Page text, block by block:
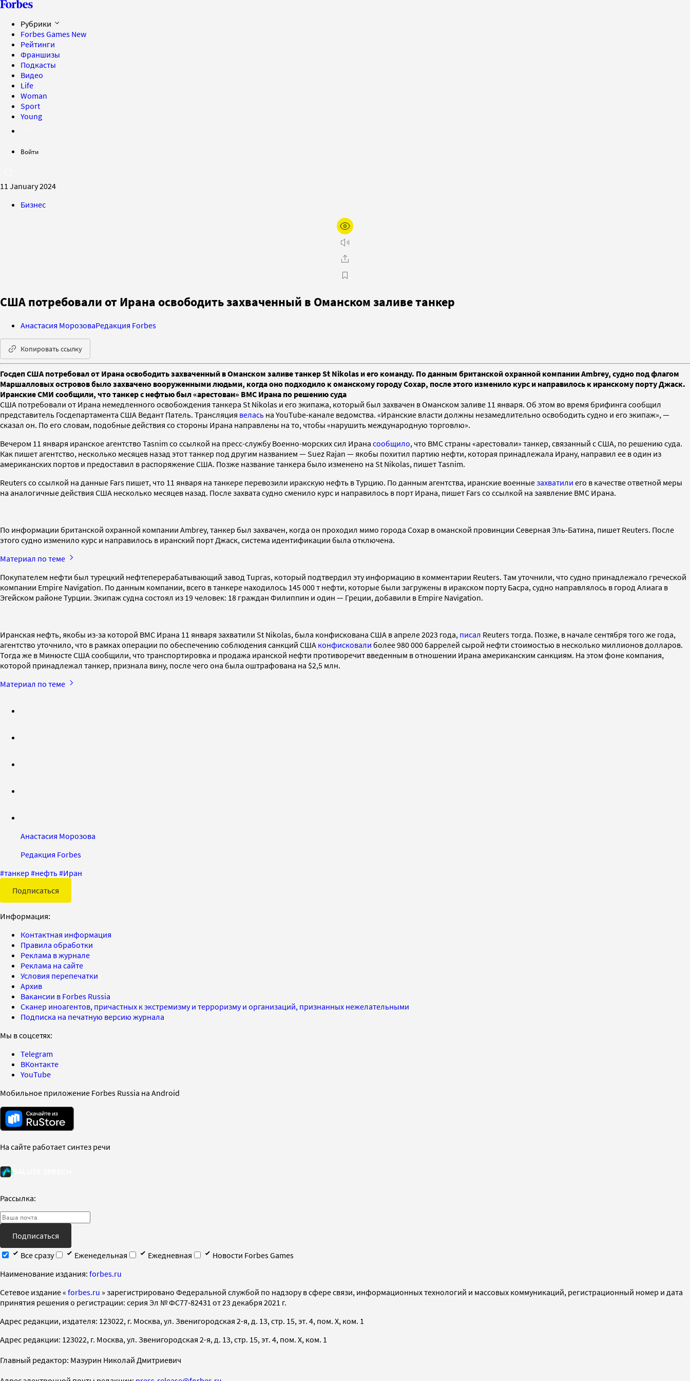
Рубрики
Forbes Games New
Рейтинги
Франшизы
Подкасты
Видео
Life
Woman
Sport
Young
Войти
11 January 2024
Бизнес
США потребовали от Ирана освободить захваченный в Оманском заливе танкер
Анастасия МорозоваРедакция Forbes
Копировать ссылку
Госдеп США потребовал от Ирана освободить захваченный в Оманском заливе танкер St Nikolas и его команду. По данным британской охранной компании Ambrey, судно под флагом
Маршалловых островов было захвачено вооруженными людьми, когда оно подходило к оманскому городу Сохар, после этого изменило курс и направилось к иранскому порту Джаск.
Иранские СМИ сообщили, что танкер с нефтью был «арестован» ВМС Ирана по решению суда
США потребовали от Ирана немедленного освобождения танкера St Nikolas и его экипажа, который был захвачен в Оманском заливе 11 января. Об этом во время брифинга сообщил
представитель Госдепартамента США Ведант Патель. Трансляция велась на YouTube-канале ведомства. «Иранские власти должны незамедлительно освободить судно и его экипаж», —
сказал он. По его словам, подобные действия со стороны Ирана направлены на то, чтобы «нарушить международную торговлю».
Вечером 11 января иранское агентство Tasnim со ссылкой на пресс-службу Военно-морских сил Ирана сообщило, что ВМС страны «арестовали» танкер, связанный с США, по решению суда.
Как пишет агентство, несколько месяцев назад этот танкер под другим названием — Suez Rajan — якобы похитил партию нефти, которая принадлежала Ирану, направил ее в один из
американских портов и предоставил в распоряжение США. Позже название танкера было изменено на St Nikolas, пишет Tasnim.
Reuters со ссылкой на данные Fars пишет, что 11 января на танкере перевозили иракскую нефть в Турцию. По данным агентства, иранские военныезахватили его в качестве ответной меры
на аналогичные действия США несколько месяцев назад. После захвата судно сменило курс и направилось в порт Ирана, пишет Fars со ссылкой на заявление ВМС Ирана.
По информации британской охранной компании Ambrey, танкер был захвачен, когда он проходил мимо города Сохар в оманской провинции Северная Эль-Батина, пишет Reuters. После
этого судно изменило курс и направилось в иранский порт Джаск, система идентификации была отключена.
Материал по теме
Покупателем нефти был турецкий нефтеперерабатывающий завод Tupras, который подтвердил эту информацию в комментарии Reuters. Там уточнили, что судно принадлежало греческой
компании Empire Navigation. По данным компании, всего в танкере находилось 145 000 т нефти, которые были загружены в иракском порту Басра, судно направлялось в город Алиага в
Эгейском районе Турции. Экипаж судна состоял из 19 человек: 18 граждан Филиппин и один — Греции, добавили в Empire Navigation.
Иранская нефть, якобы из-за которой ВМС Ирана 11 января захватили St Nikolas, была конфискована США в апреле 2023 года, писал Reuters тогда. Позже, в начале сентября того же года,
агентство уточнило, что в рамках операции по обеспечению соблюдения санкций США конфисковали более 980 000 баррелей сырой нефти стоимостью в несколько миллионов долларов.
Тогда же в Минюсте США сообщили, что транспортировка и продажа иранской нефти противоречит введенным в отношении Ирана американским санкциям. На этом фоне компания,
которой принадлежал танкер, признала вину, после чего она была оштрафована на $2,5 млн.
Материал по теме
Анастасия Морозова
Редакция Forbes
#танкер #нефть#Иран
Подписаться
Информация:
Контактная информация
Правила обработки
Реклама в журнале
Реклама на сайте
Условия перепечатки
Архив
Вакансии в Forbes Russia
Сканер иноагентов, причастных к экстремизму и терроризму и организаций, признанных нежелательными
Подписка на печатную версию журнала
Мы в соцсетях:
Telegram
ВКонтакте
YouTube
Мобильное приложение Forbes Russia на Android
На сайте работает синтез речи
Рассылка:
Подписаться
Все сразу
Еженедельная Ежедневная
Новости Forbes Games
Наименование издания: forbes.ru
Cетевое издание « forbes.ru » зарегистрировано Федеральной службой по надзору в сфере связи, информационных технологий и массовых коммуникаций, регистрационный номер и дата
принятия решения о регистрации: серия Эл № ФС77-82431 от 23 декабря 2021 г.
Адрес редакции, издателя: 123022, г. Москва, ул. Звенигородская 2-я, д. 13, стр. 15, эт. 4, пом. X, ком. 1
Адрес редакции: 123022, г. Москва, ул. Звенигородская 2-я, д. 13, стр. 15, эт. 4, пом. X, ком. 1
Главный редактор: Мазурин Николай Дмитриевич